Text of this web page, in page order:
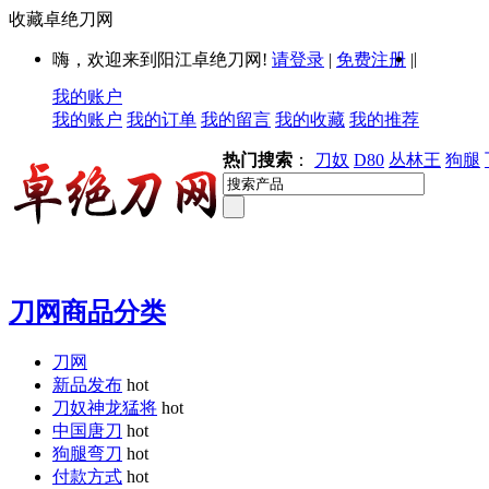
收藏卓绝刀网
嗨，欢迎来到阳江卓绝刀网! 请登录 | 免费注册 ||
我的账户
我的账户 我的订单 我的留言 我的收藏 我的推荐
热门搜索 ： 刀奴 D80 丛林王 狗腿
刀网商品分类
刀网
新品发布 hot
刀奴神龙猛将 hot
中国唐刀 hot
狗腿弯刀 hot
付款方式 hot